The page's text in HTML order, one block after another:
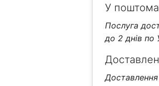
У
Послуга
до 2 днів по